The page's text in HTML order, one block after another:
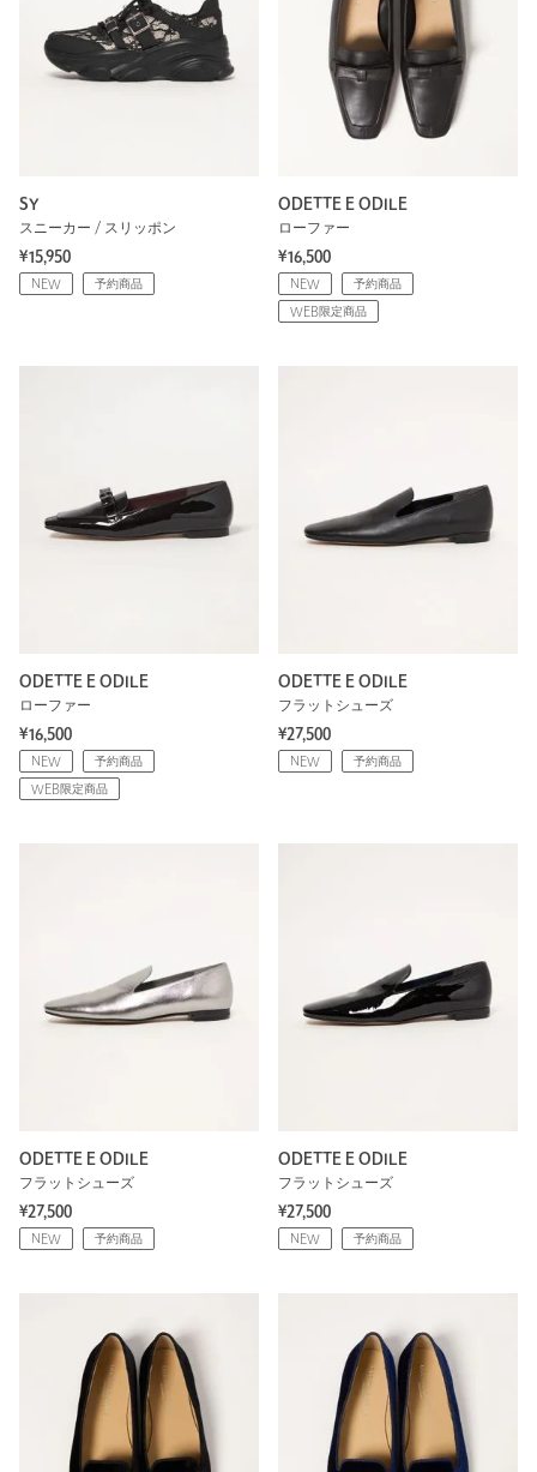
SY
スニーカー / スリッポン
¥15,950
NEW 予約商品
ODETTE E ODILE
ローファー
¥16,500
NEW 予約商品
WEB限定商品
ODETTE E ODILE
ローファー
¥16,500
NEW 予約商品
WEB限定商品
ODETTE E ODILE
フラットシューズ
¥27,500
NEW 予約商品
ODETTE E ODILE
フラットシューズ
¥27,500
NEW 予約商品
ODETTE E ODILE
フラットシューズ
¥27,500
NEW 予約商品